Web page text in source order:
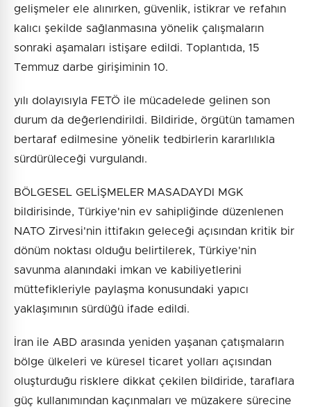
gelişmeler ele alınırken, güvenlik, istikrar ve refahın
kalıcı şekilde sağlanmasına yönelik çalışmaların
sonraki aşamaları istişare edildi. Toplantıda, 15
Temmuz darbe girişiminin 10.
yılı dolayısıyla FETÖ ile mücadelede gelinen son
durum da değerlendirildi. Bildiride, örgütün tamamen
bertaraf edilmesine yönelik tedbirlerin kararlılıkla
sürdürüleceği vurgulandı.
BÖLGESEL GELİŞMELER MASADAYDI MGK
bildirisinde, Türkiye'nin ev sahipliğinde düzenlenen
NATO Zirvesi'nin ittifakın geleceği açısından kritik bir
dönüm noktası olduğu belirtilerek, Türkiye'nin
savunma alanındaki imkan ve kabiliyetlerini
müttefikleriyle paylaşma konusundaki yapıcı
yaklaşımının sürdüğü ifade edildi.
İran ile ABD arasında yeniden yaşanan çatışmaların
bölge ülkeleri ve küresel ticaret yolları açısından
oluşturduğu risklere dikkat çekilen bildiride, taraflara
güç kullanımından kaçınmaları ve müzakere sürecine